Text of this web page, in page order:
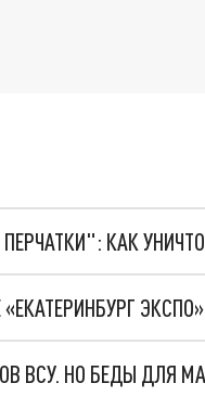
КАК
ВСУ. НО БЕДЫ ДЛЯ